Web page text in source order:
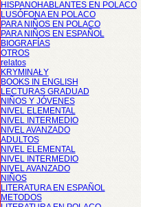
HISPANOHABLANTES EN POLACO
LUSÓFONA EN POLACO
PARA NIÑOS EN POLACO
PARA NIÑOS EN ESPAÑOL
BIOGRAFÍAS
OTROS
relatos
KRYMINAŁY
BOOKS IN ENGLISH
LECTURAS GRADUAD
NIÑOS Y JÓVENES
NIVEL ELEMENTAL
NIVEL INTERMEDIO
NIVEL AVANZADO
ADULTOS
NIVEL ELEMENTAL
NIVEL INTERMEDIO
NIVEL AVANZADO
NIÑOS
LITERATURA EN ESPAÑOL
METODOS